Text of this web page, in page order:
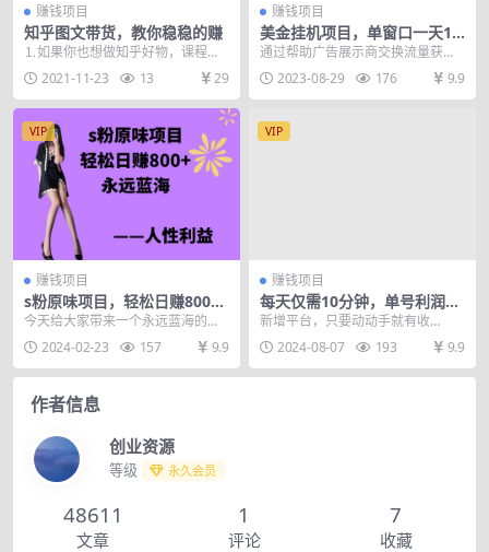
赚钱项目
知乎图文带货，教你稳稳的赚
⒈如果你也想做知乎好物，课程听
了不少，还是不知道该怎么实操！
⒉如果你对所谓的大...
2021-11-23 13 29
赚钱项目
美金挂机项目，单窗口一天1
2，官方免费插件自动运行，
对小白友好
通过帮助广告展示商交换流量获取
收益，单价低，但是平台推出有挂
机插件。 无脑挂机单...
2023-08-29 176 9.9
VIP
赚钱项目
s粉原味项目，轻松日赚800
+，永远的蓝海项目，无脑操
今天给大家带来一个永远蓝海的一
个小项目，宝妈、大学生在家都能
做到日赚800+，s...
2024-02-23 157 9.9
VIP
赚钱项目
每天仅需10分钟，单号利润14
5 可复制放大 简单0成本
新增平台，只要动动手就有收
益！！！！！全新蓝海变现项目，
小白当天即可上手，不怕你...
2024-08-07 193 9.9
作者信息
创业资源
等级 永久会员
48611
文章
1
评论
7
收藏